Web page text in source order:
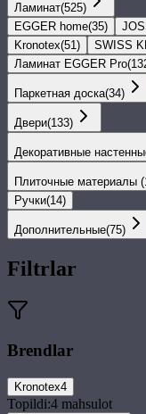
Ламинат(525)
EGGER home(35)
Kronotex(51) SWISS
Ламинат EGGER Pro(
Паркетная доска(34)
Двери(133)
Декоративные
Плиточные материалы (
Ручки(14)
Дополнительные(75)
Filtrlar
Brendlar
Kronotex4
Topildi:4 mahsulot